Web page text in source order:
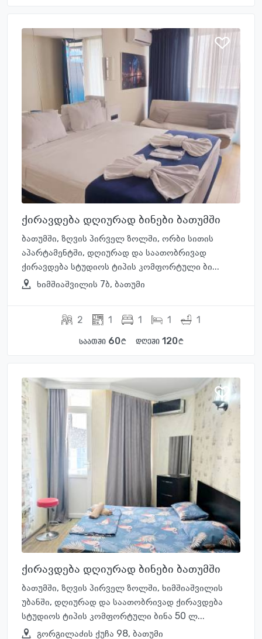
ქირავდება დღიურად ბინები ბათუმში
ბათუმში, ზღვის პირველ ზოლში, ორბი სითის
აპარტამენტში, დღიურად და საათობრივად
ქირავდება სტუდიოს ტიპის კომფორტული ბი...
ხიმშიაშვილის 7ბ, ბათუმი
2 1 1 1 1
საათში 60 დღეში 120
ქირავდება დღიურად ბინები ბათუმში
ბათუმში, ზღვის პირველ ზოლში, ხიმშიაშვილის
უბანში, დღიურად და საათობრივად ქირავდება
სტუდიოს ტიპის კომფორტული ბინა 50 ლ...
გორგილაძის ქუჩა 98, ბათუმი